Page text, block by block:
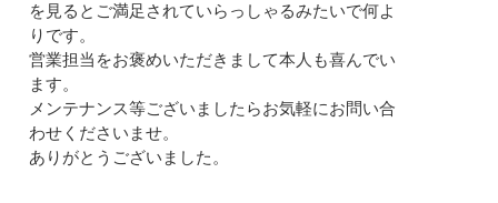
を見るとご満足されていらっしゃるみたいで何よ
りです。
営業担当をお褒めいただきまして本人も喜んでい
ます。
メンテナンス等ございましたらお気軽にお問い合
わせくださいませ。
ありがとうございました。